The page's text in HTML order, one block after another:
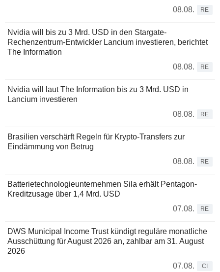
08.08.
RE
Nvidia will bis zu 3 Mrd. USD in den Stargate-
Rechenzentrum-Entwickler Lancium investieren, berichtet
The Information
08.08.
RE
Nvidia will laut The Information bis zu 3 Mrd. USD in
Lancium investieren
08.08.
RE
Brasilien verschärft Regeln für Krypto-Transfers zur
Eindämmung von Betrug
08.08.
RE
Batterietechnologieunternehmen Sila erhält Pentagon-
Kreditzusage über 1,4 Mrd. USD
07.08.
RE
DWS Municipal Income Trust kündigt reguläre monatliche
Ausschüttung für August 2026 an, zahlbar am 31. August
2026
07.08.
CI